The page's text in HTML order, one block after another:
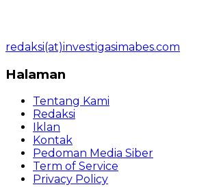
redaksi(at)investigasimabes.com
Halaman
Tentang Kami
Redaksi
Iklan
Kontak
Pedoman Media Siber
Term of Service
Privacy Policy